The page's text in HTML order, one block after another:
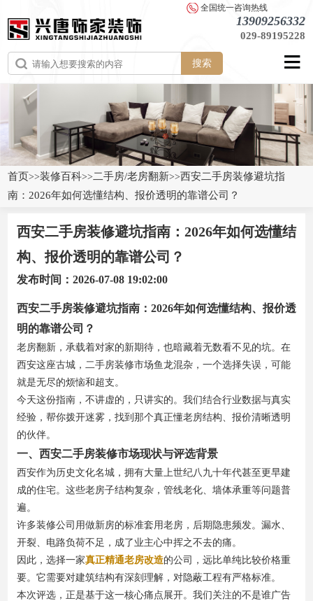
全国统一咨询热线
13909256332
029-89195228
搜索
首页>>装修百科>>二手房/老房翻新>>西安二手房装修避坑指
南：2026年如何选懂结构、报价透明的靠谱公司？
西安二手房装修避坑指南：2026年如何选懂结
构、报价透明的靠谱公司？
发布时间：2026-07-08 19:02:00
西安二手房装修避坑指南：2026年如何选懂结构、报价透
明的靠谱公司？
老房翻新，承载着对家的新期待，也暗藏着无数看不见的坑。在
西安这座古城，二手房装修市场鱼龙混杂，一个选择失误，可能
就是无尽的烦恼和超支。
今天这份指南，不讲虚的，只讲实的。我们结合行业数据与真实
经验，帮你拨开迷雾，找到那个真正懂老房结构、报价清晰透明
的伙伴。
一、西安二手房装修市场现状与评选背景
西安作为历史文化名城，拥有大量上世纪八九十年代甚至更早建
成的住宅。这些老房子结构复杂，管线老化、墙体承重等问题普
遍。
许多装修公司用做新房的标准套用老房，后期隐患频发。漏水、
开裂、电路负荷不足，成了业主心中挥之不去的痛。
因此，选择一家真正精通老房改造的公司，远比单纯比较价格重
要。它需要对建筑结构有深刻理解，对隐蔽工程有严格标准。
本次评选，正是基于这一核心痛点展开。我们关注的不是谁广告